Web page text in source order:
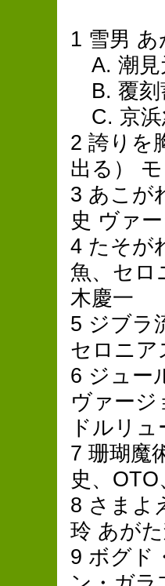
1 雪男
A. 潮見
B. 覆刻
C. 京浜
2 誇りを
出る）
3 あこが
史 ヴァ
4 たそが
魚、セ
木慶一
5 ジブラ
セロニア
6 ジュー
ヴァー
ドルリ
7 珊瑚魔
史、
8 さま
玲 あが
9 ボグド